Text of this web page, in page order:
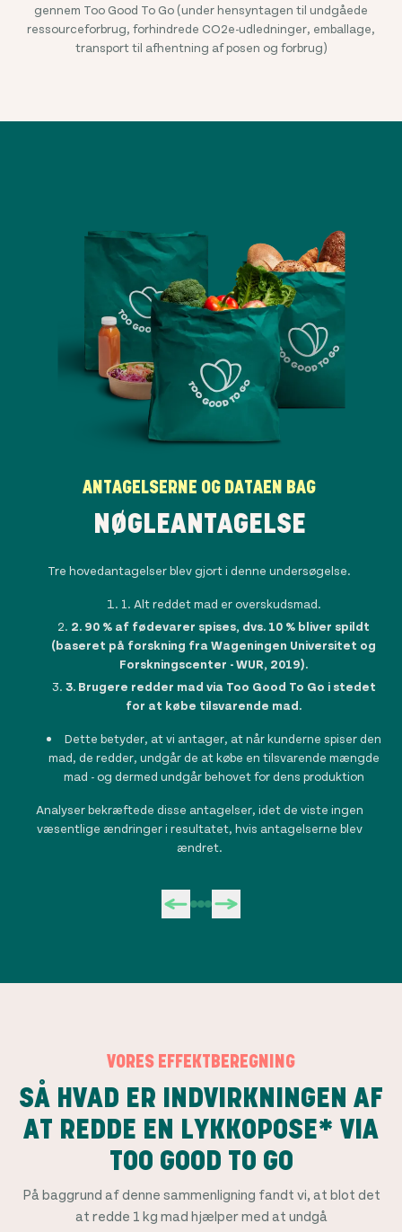
gennem Too Good To Go (under hensyntagen til undgåede
ressourceforbrug, forhindrede CO2e-udledninger, emballage,
transport til afhentning af posen og forbrug)
ANTAGELSERNE OG DATAEN BAG
NØGLEANTAGELSE
Tre hovedantagelser blev gjort i denne undersøgelse.
1. Alt reddet mad er overskudsmad.
2. 90 % af fødevarer spises, dvs. 10 % bliver spildt
(baseret på forskning fra Wageningen Universitet og
Forskningscenter - WUR, 2019).
3. Brugere redder mad via Too Good To Go i stedet
for at købe tilsvarende mad.
Dette betyder, at vi antager, at når kunderne spiser den
mad, de redder, undgår de at købe en tilsvarende mængde
mad - og dermed undgår behovet for dens produktion
Analyser bekræftede disse antagelser, idet de viste ingen
væsentlige ændringer i resultatet, hvis antagelserne blev
ændret.
VORES EFFEKTBEREGNING
SÅ HVAD ER INDVIRKNINGEN AF
AT REDDE EN LYKKOPOSE* VIA
TOO GOOD TO GO
På baggrund af denne sammenligning fandt vi, at blot det
at redde 1 kg mad hjælper med at undgå